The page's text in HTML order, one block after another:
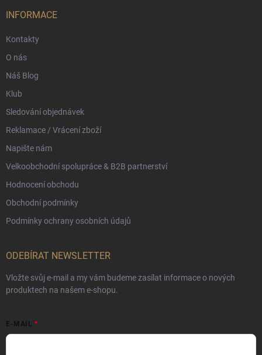
INFORMACE
Kontakty
O nás
Náš Blog
Klub
Sledování objednávek
Reklamace / Vrácení zboží
Napište nám
Velkoobchodní spolupráce & B2B partnerství
Hodnocení obchodu
Obchodní podmínky
Podmínky ochrany osobních údajů
ODEBÍRAT NEWSLETTER
Vložte svůj e-mail a my vám budeme zasílat informace o nových
produktech na našem e-shopu.
E-MAIL